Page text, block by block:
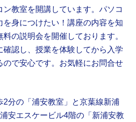
ン教室を開講しています。パソコ
を身につけたい！講座の内容を知
の説明会を開催しております。
確認し、授業を体験してから入学
ので安心です。お気軽にお問合せ
2分の「浦安教室」と京葉線新浦
安エスケービル4階の「新浦安教